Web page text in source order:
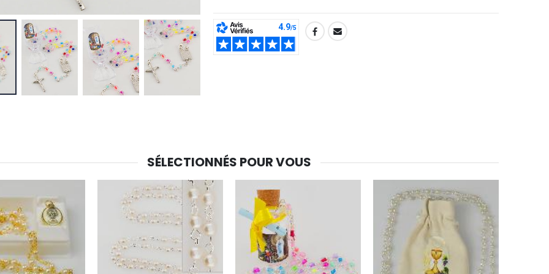
-30%
Une bougie 150 gr et votre Prière déposées à Lourdes
€7.00
€12.00 €9.60
6 Bougies Teintées Masse Couleur Blanche
€6.00
€21.90
-30%
Déposez votre Neuvaine à Lourdes
SHARE:
SÉLECTIONNÉS POUR VOUS